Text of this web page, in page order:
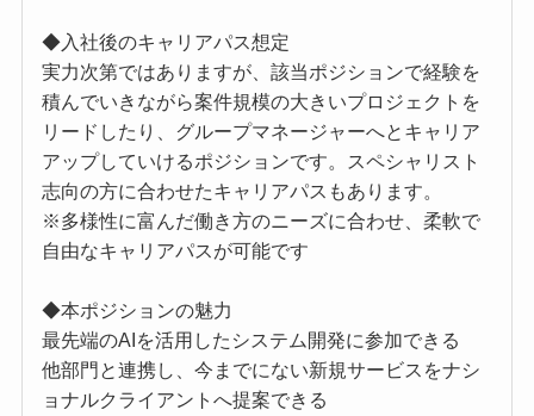
◆入社後のキャリアパス想定
実力次第ではありますが、該当ポジションで経験を
積んでいきながら案件規模の大きいプロジェクトを
リードしたり、グループマネージャーへとキャリア
アップしていけるポジションです。スペシャリスト
志向の方に合わせたキャリアパスもあります。
※多様性に富んだ働き方のニーズに合わせ、柔軟で
自由なキャリアパスが可能です
◆本ポジションの魅力
最先端のAIを活用したシステム開発に参加できる
他部門と連携し、今までにない新規サービスをナシ
ョナルクライアントへ提案できる